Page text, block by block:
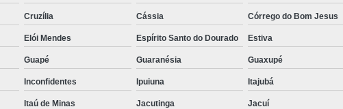
Camisa Social Preta Masculina
Camisa Masculina Social Preço
Camisa Social Estampada Masculina Preço
Cruzília Cássia Córrego do Bom Jesus
Elói Mendes Espírito Santo do Dourado Estiva
Guapé Guaranésia Guaxupé
Inconfidentes Ipuiuna Itajubá
Itaú de Minas Jacutinga Jacuí